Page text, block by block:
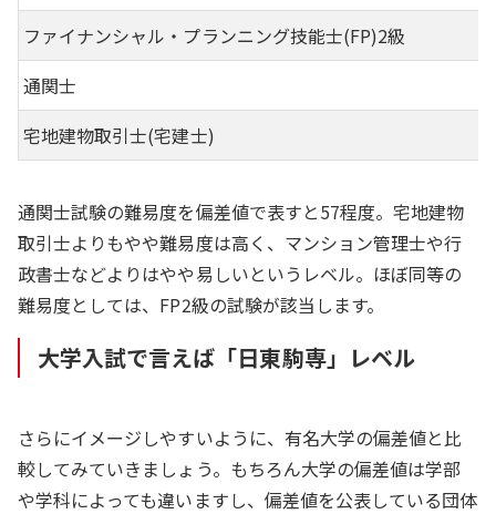
ファイナンシャル・プランニング技能士(FP)2級
通関士
宅地建物取引士(宅建士)
通関士試験の難易度を偏差値で表すと57程度。宅地建物
取引士よりもやや難易度は高く、マンション管理士や行
政書士などよりはやや易しいというレベル。ほぼ同等の
難易度としては、FP2級の試験が該当します。
大学入試で言えば「日東駒専」レベル
さらにイメージしやすいように、有名大学の偏差値と比
較してみていきましょう。もちろん大学の偏差値は学部
や学科によっても違いますし、偏差値を公表している団体